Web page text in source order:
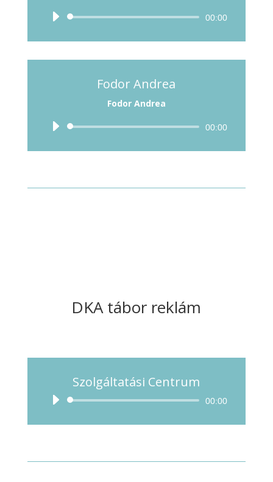
Audió
00:00
Fodor Andrea
Fodor Andrea
Audió
00:00
DKA tábor reklám
Szolgáltatási Centrum
Audió
00:00